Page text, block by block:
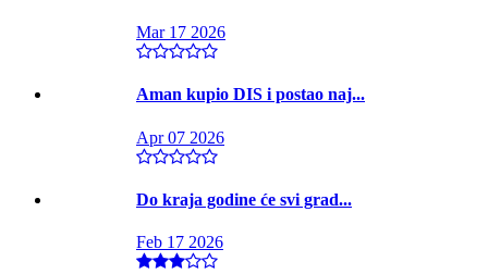
Mar 17 2026
Aman kupio DIS i postao naj...
Apr 07 2026
Do kraja godine će svi grad...
Feb 17 2026